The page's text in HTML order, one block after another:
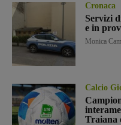
Cronaca
Servizi
e in
Monica
Calcio
Traiana